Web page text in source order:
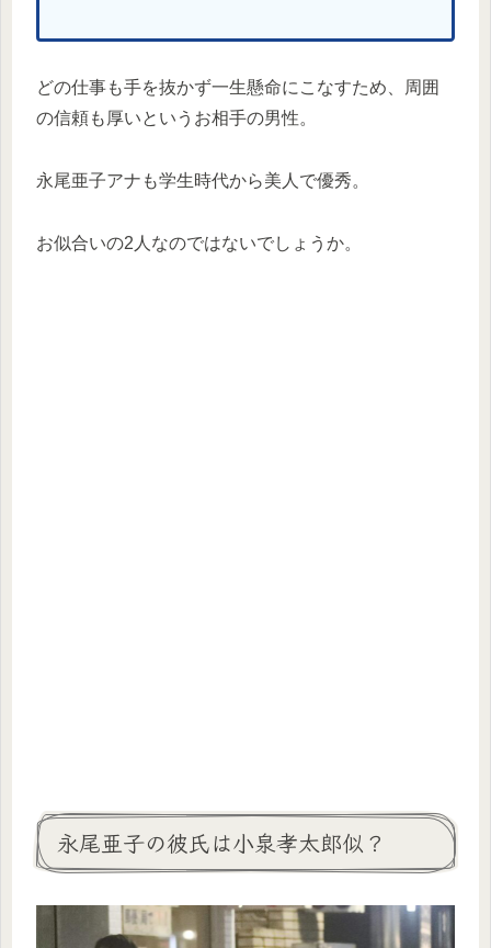
どの仕事も手を抜かず一生懸命にこなすため、周囲
の信頼も厚いというお相手の男性。
永尾亜子アナも学生時代から美人で優秀。
お似合いの2人なのではないでしょうか。
永尾亜子の彼氏は小泉孝太郎似？